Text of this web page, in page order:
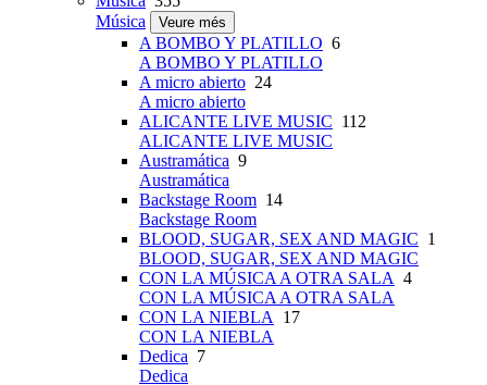
Música
Veure més
A BOMBO Y PLATILLO 6
A BOMBO Y PLATILLO
A micro abierto 24
A micro abierto
ALICANTE LIVE MUSIC 112
ALICANTE LIVE MUSIC
Austramática 9
Austramática
Backstage Room 14
Backstage Room
BLOOD, SUGAR, SEX AND MAGIC 1
BLOOD, SUGAR, SEX AND MAGIC
CON LA MÚSICA A OTRA SALA 4
CON LA MÚSICA A OTRA SALA
CON LA NIEBLA
17
CON LA NIEBLA
Dedica 7
Dedica